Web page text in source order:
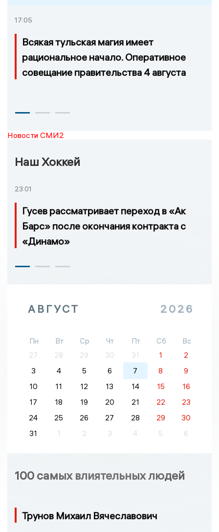
17:05
Всякая тульская магия имеет
рациональное начало. Оперативное
совещание правительства 4 августа
Новости СМИ2
Наш Хоккей
23:01
Гусев рассматривает переход в «Ак
Барс» после окончания контракта с
«Динамо»
АВГУСТ 2026
Пн Вт Ср Чт Пт Сб
Вс
27
28 29 30 31 1
2
3
4 5 6 7 8
9
10
11 12 13 14 15
16
17
18 19 20 21 22
23
24
25 26 27 28 29
30
31
1 2 3 4 5 6
100 самых влиятельных людей
Трунов Михаил Вячеславович